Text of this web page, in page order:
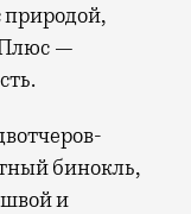
природой,
Плюс —
бинокль,
и